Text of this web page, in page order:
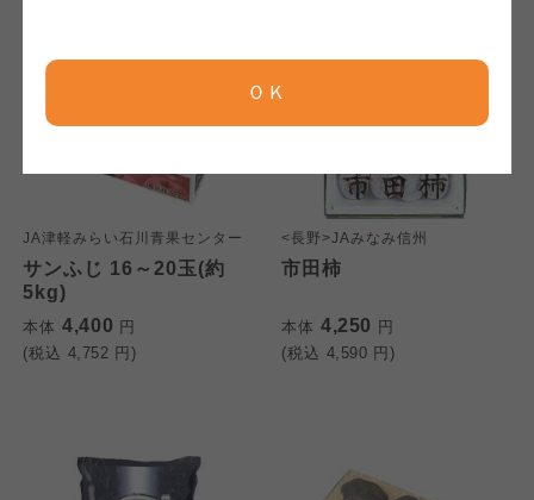
ＯＫ
JA津軽みらい石川青果センター
サンふじ 16～20玉(約
5kg)
本体 4,400 円
(税込 4,752 円)
<長野>JAみなみ信州
市田柿
本体 4,250 円
(税込 4,590 円)
ならコープ
おおさかパルコープ
よどがわ市民生協
大阪いずみ市民生協
ならコープ
おおさかパルコープ
ならコープ
おおさかパルコープ
よどがわ市民生協
大阪いずみ市民生協